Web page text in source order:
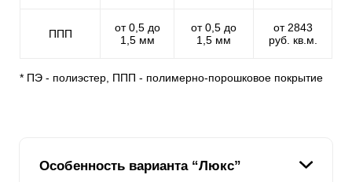
ППП
от 0,5 до
1,5 мм
от 0,5 до
1,5 мм
от 2843
руб. кв.м.
* ПЭ - полиэстер, ППП - полимерно-порошковое покрытие
Особенность варианта “Люкс”